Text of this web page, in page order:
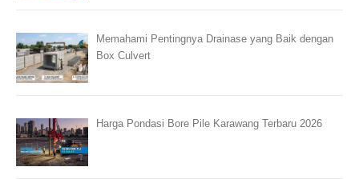
Memahami Pentingnya Drainase yang Baik dengan
Box Culvert
Harga Pondasi Bore Pile Karawang Terbaru 2026